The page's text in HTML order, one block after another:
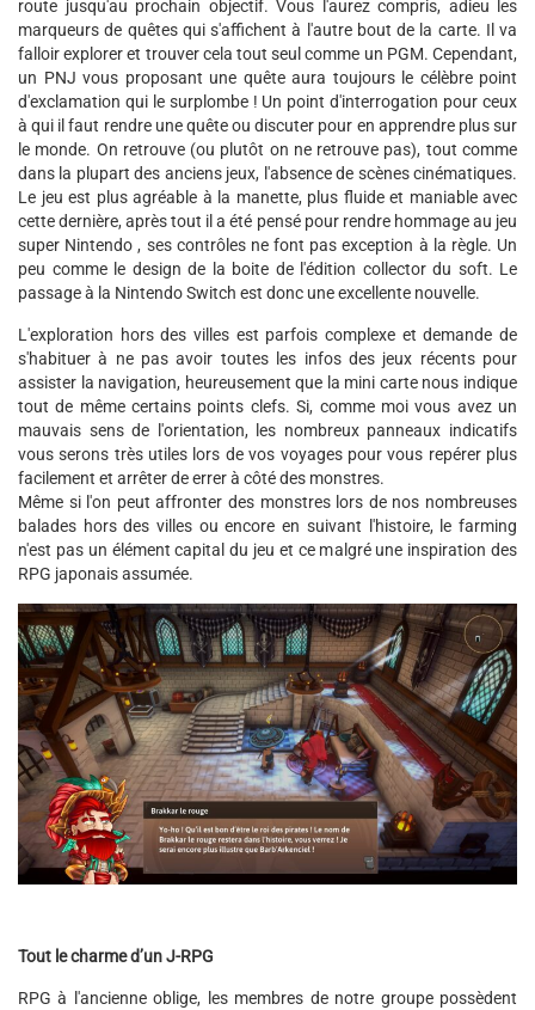
route jusqu'au prochain objectif. Vous l'aurez compris, adieu les
marqueurs de quêtes qui s'affichent à l'autre bout de la carte. Il va
falloir explorer et trouver cela tout seul comme un PGM. Cependant,
un PNJ vous proposant une quête aura toujours le célèbre point
d'exclamation qui le surplombe ! Un point d'interrogation pour ceux
à qui il faut rendre une quête ou discuter pour en apprendre plus sur
le monde. On retrouve (ou plutôt on ne retrouve pas), tout comme
dans la plupart des anciens jeux, l'absence de scènes cinématiques.
Le jeu est plus agréable à la manette, plus fluide et maniable avec
cette dernière, après tout il a été pensé pour rendre hommage au jeu
super Nintendo , ses contrôles ne font pas exception à la règle. Un
peu comme le design de la boite de l'édition collector du soft. Le
passage à la Nintendo Switch est donc une excellente nouvelle.
L'exploration hors des villes est parfois complexe et demande de
s'habituer à ne pas avoir toutes les infos des jeux récents pour
assister la navigation, heureusement que la mini carte nous indique
tout de même certains points clefs. Si, comme moi vous avez un
mauvais sens de l'orientation, les nombreux panneaux indicatifs
vous serons très utiles lors de vos voyages pour vous repérer plus
facilement et arrêter de errer à côté des monstres.
Même si l'on peut affronter des monstres lors de nos nombreuses
balades hors des villes ou encore en suivant l'histoire, le farming
n'est pas un élément capital du jeu et ce malgré une inspiration des
RPG japonais assumée.
Tout le charme d’un J-RPG
RPG à l'ancienne oblige, les membres de notre groupe possèdent